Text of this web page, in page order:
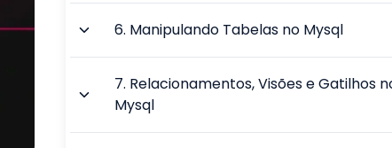
6. Manipulando Tabelas no Mysql
7. Relacionamentos, Visões e Gatilhos
Mysql